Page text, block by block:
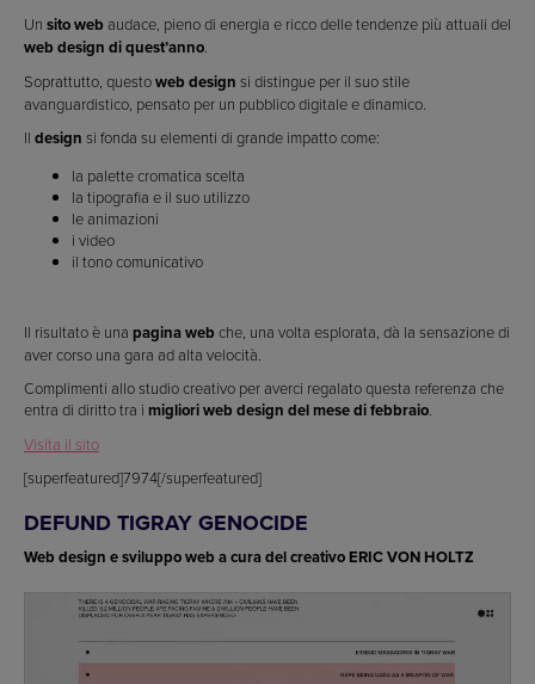
Un sito web audace, pieno di energia e ricco delle tendenze più attuali del
web design di quest’anno.
Soprattutto, questoweb design si distingue per il suo stile
avanguardistico, pensato per un pubblico digitale e dinamico.
Il design si fonda su elementi di grande impatto come:
la palette cromatica scelta
la tipografia e il suo utilizzo
le animazioni
i video
il tono comunicativo
Il risultato è una pagina web che, una volta esplorata, dà la sensazione di
aver corso una gara ad alta velocità.
Complimenti allo studio creativo per averci regalato questa referenza che
entra di diritto tra i migliori web design del mese di febbraio.
Visita il sito
[superfeatured]7974[/superfeatured]
DEFUND TIGRAY GENOCIDE
Web design e sviluppo web a cura del creativo ERIC VON HOLTZ